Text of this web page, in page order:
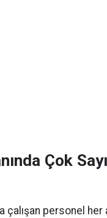
Çok
personel her